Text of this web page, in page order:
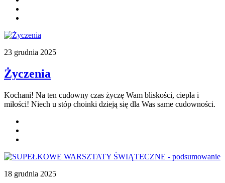
23 grudnia 2025
Życzenia
Kochani! Na ten cudowny czas życzę Wam bliskości, ciepła i
miłości! Niech u stóp choinki dzieją się dla Was same cudowności.
18 grudnia 2025